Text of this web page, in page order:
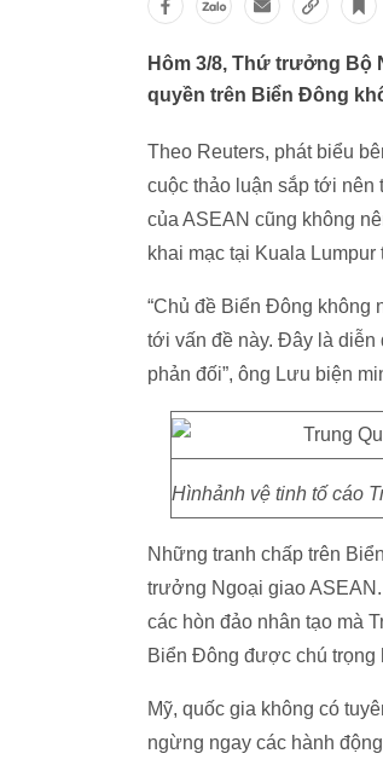
Hôm 3/8, Thứ trưởng Bộ
quyền trên Biển Đông
Theo Reuters, phát biểu
cuộc thảo luận sắp tới nên
của ASEAN cũng không
khai mạc tại Kuala Lumpur
“Chủ đề Biển Đông không
tới vấn đề này. Đây là diễn
phản đối”, ông Lưu biện
Hìnhảnh vệ tinh tố cáo
Những tranh chấp trên
trưởng Ngoại giao
các hòn đảo nhân tạo mà
Biển Đông được chú trọng
Mỹ, quốc gia không có
ngừng ngay các hành